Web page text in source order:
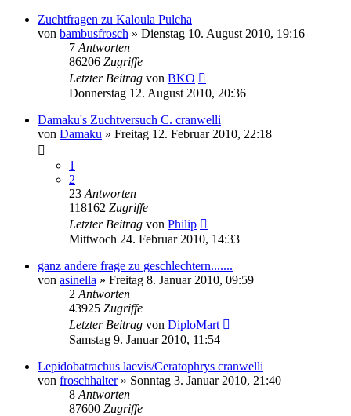
Zuchtfragen zu Kaloula Pulcha
von bambusfrosch » Dienstag 10. August 2010, 19:16
7 Antworten
86206 Zugriffe
Letzter Beitrag von BKO
Donnerstag 12. August 2010, 20:36
Damaku's Zuchtversuch C. cranwelli
von Damaku » Freitag 12. Februar 2010, 22:18
1
2
23 Antworten
118162 Zugriffe
Letzter Beitrag von Philip
Mittwoch 24. Februar 2010, 14:33
ganz andere frage zu geschlechtern.......
von asinella » Freitag 8. Januar 2010, 09:59
2 Antworten
43925 Zugriffe
Letzter Beitrag von DiploMart
Samstag 9. Januar 2010, 11:54
Lepidobatrachus laevis/Ceratophrys cranwelli
von froschhalter» Sonntag 3. Januar 2010, 21:40
8 Antworten
87600 Zugriffe